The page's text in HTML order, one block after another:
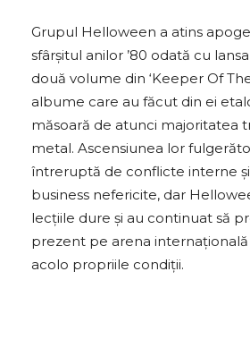
Grupul Helloween a atins
sfârșitul anilor ’80 odată cu
două volume din ‘Keeper Of
albume care au făcut din ei
măsoară de atunci majoritatea
metal. Ascensiunea lor
întreruptă de conflicte interne
business nefericite, dar
lecțiile dure și au continuat să
prezent pe arena
acolo propriile condiții.